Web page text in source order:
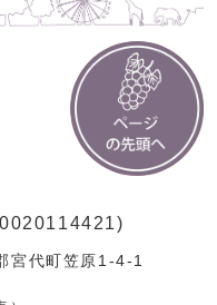
宮代町笠原1-4-1